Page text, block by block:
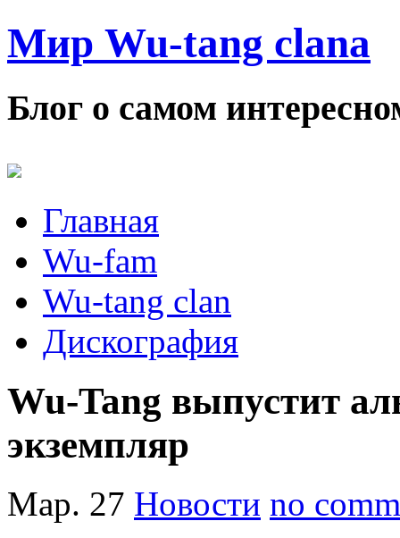
Мир Wu-tang clana
Блог о самом
Главная
Wu-fam
Wu-tang clan
Дискография
Wu-Tang выпустит
экземпляр
Мар. 27 Новости no